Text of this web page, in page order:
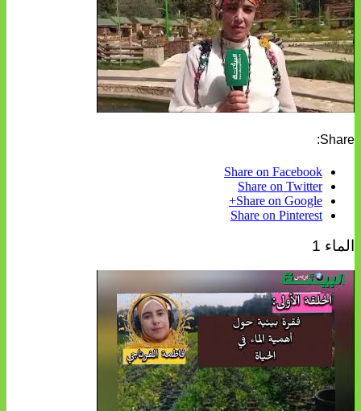
Share:
Share on Facebook
Share on Twitter
Share on Google+
Share on Pinterest
الماء 1